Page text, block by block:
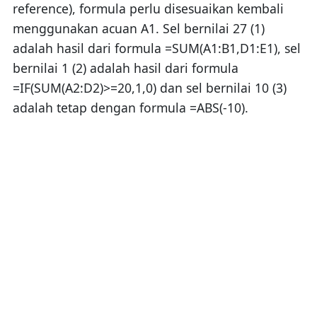
reference), formula perlu disesuaikan kembali
menggunakan acuan A1. Sel bernilai 27 (1)
adalah hasil dari formula =SUM(A1:B1,D1:E1), sel
bernilai 1 (2) adalah hasil dari formula
=IF(SUM(A2:D2)>=20,1,0) dan sel bernilai 10 (3)
adalah tetap dengan formula =ABS(-10).